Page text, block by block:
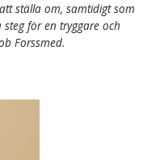
ställa om, samtidigt som
för en tryggare och
Forssmed.